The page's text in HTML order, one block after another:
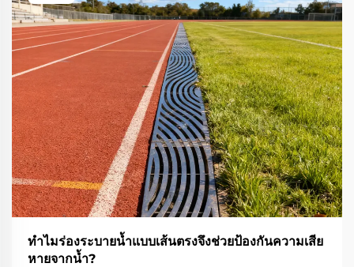
ทำไมร่องระบายน้ำแบบเส้นตรงจึงช่วยป้องกันความเสีย
หายจากน้ำ?